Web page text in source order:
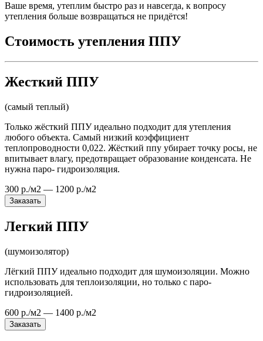
Ваше время, утеплим быстро раз и навсегда, к вопросу
утепления больше возвращаться не придётся!
Стоимость утепления ППУ
Жесткий ППУ
(самый теплый)
Только жёсткий ППУ идеально подходит для утепления
любого объекта. Самый низкий коэффициент
теплопроводности 0,022. Жёсткий ппу убирает точку росы, не
впитывает влагу, предотвращает образование конденсата. Не
нужна паро- гидроизоляция.
300 р./м2 — 1200 р./м2
Заказать
Легкий ППУ
(шумоизолятор)
Лёгкий ППУ идеально подходит для шумоизоляции. Можно
использовать для теплоизоляции, но только с паро-
гидроизоляцией.
600 р./м2 — 1400 р./м2
Заказать